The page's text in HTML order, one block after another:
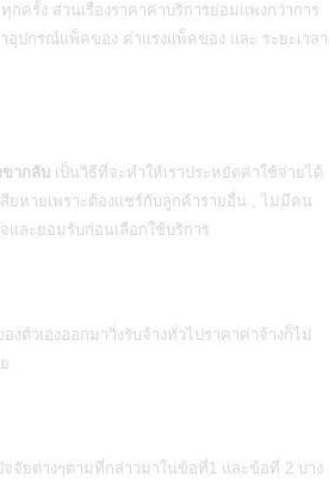
ทุกครั้ง ส่วนเรื่องราคาค่าบริการย่อมแพงกว่าการ
ปกรณ์แพ็คของ ค่าแรงแพ็คของ และ ระยะเวลา
ขากลับ เป็นวิธีที่จะทำให้เราประหยัดค่าใช้จ่ายได้
ยหายเพราะต้องแชร์กับลูกค้ารายอื่น , ไม่มีคน
และยอมรับก่อนเลือกใช้บริการ
ตัวเองออกมาวิ่งรับจ้างทั่วไปราคาค่าจ้างก็ไม่
จัยต่างๆตามที่กล่าวมาในข้อที่1 และข้อที่ 2 บาง